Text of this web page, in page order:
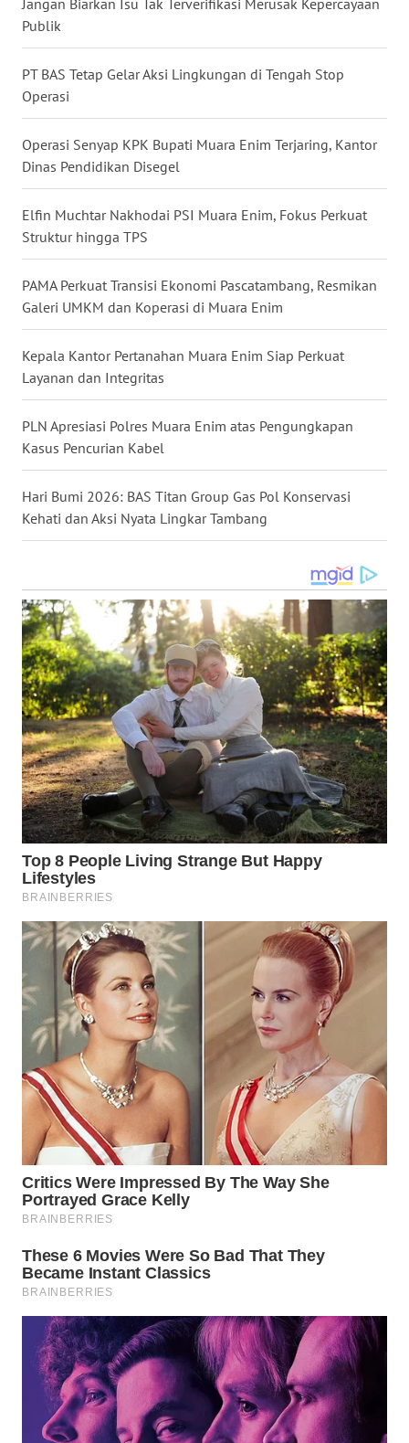
Jangan Biarkan Isu Tak Terverifikasi Merusak Kepercayaan
Publik
PT BAS Tetap Gelar Aksi Lingkungan di Tengah Stop
Operasi
Operasi Senyap KPK Bupati Muara Enim Terjaring, Kantor
Dinas Pendidikan Disegel
Elfin Muchtar Nakhodai PSI Muara Enim, Fokus Perkuat
Struktur hingga TPS
PAMA Perkuat Transisi Ekonomi Pascatambang, Resmikan
Galeri UMKM dan Koperasi di Muara Enim
Kepala Kantor Pertanahan Muara Enim Siap Perkuat
Layanan dan Integritas
PLN Apresiasi Polres Muara Enim atas Pengungkapan
Kasus Pencurian Kabel
Hari Bumi 2026: BAS Titan Group Gas Pol Konservasi
Kehati dan Aksi Nyata Lingkar Tambang
WN
MALUKU
WN
MALUT
WN
DAIRI
WN
DANAU
WN
SELATAN
WN
WN
KARO
WN
SIMALUNGUN
WN
LABUHANBATU
WN
TAPANULI
TENGAH
WN DELI
SERDANG
WN
TEBING
TINGGI
WN
PAKPAK
WN
KARAWANG
WN
WN
BOGOR
WN
DEPOK
WN
TAPANULI